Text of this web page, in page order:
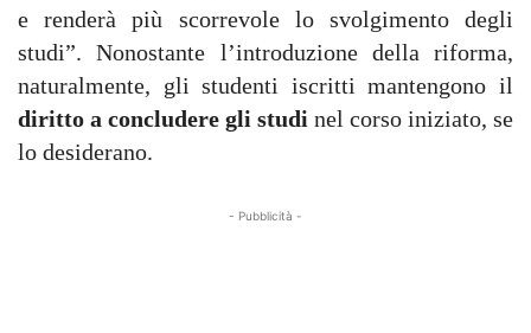
e renderà più scorrevole lo svolgimento degli
studi”. Nonostante l’introduzione della riforma,
naturalmente, gli studenti iscritti mantengono il
diritto a concludere gli studi nel corso iniziato, se
lo desiderano.
- Pubblicità -